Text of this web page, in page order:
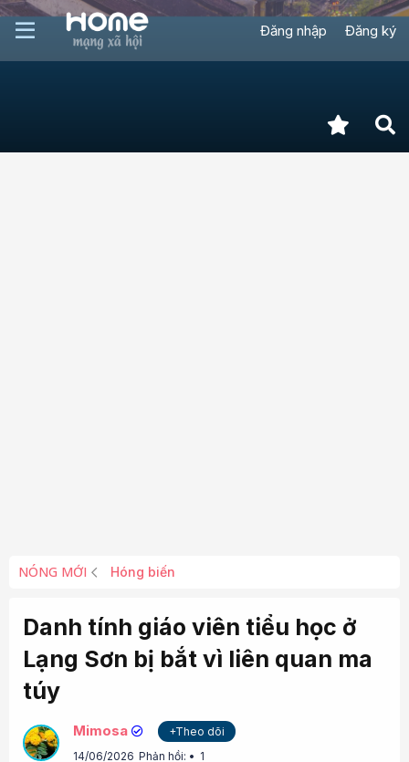
Đăng nhập Đăng ký
NÓNG MỚI Hóng biến
Danh tính giáo viên tiểu học ở
Lạng Sơn bị bắt vì liên quan ma
túy
Mimosa
+Theo dõi
14/06/2026 Phản hồi: 1